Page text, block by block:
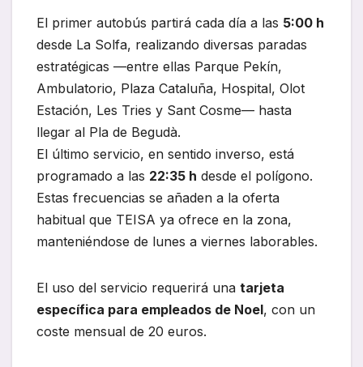
El primer autobús partirá cada día a las 5:00 h
desde La Solfa, realizando diversas paradas
estratégicas —entre ellas Parque Pekín,
Ambulatorio, Plaza Cataluña, Hospital, Olot
Estación, Les Tries y Sant Cosme— hasta
llegar al Pla de Begudà.
El último servicio, en sentido inverso, está
programado a las 22:35 h desde el polígono.
Estas frecuencias se añaden a la oferta
habitual que TEISA ya ofrece en la zona,
manteniéndose de lunes a viernes laborables.
El uso del servicio requerirá una tarjeta
específica para empleados de Noel, con un
coste mensual de 20 euros.